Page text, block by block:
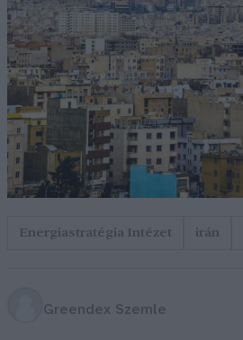
Energiastratégia Intézet irán
Greendex Szemle